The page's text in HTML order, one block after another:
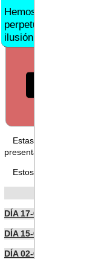
Hemos crecido en
perpetuamente
ilusión por trabajar.
Estas en nuestra
presentados o publicar
Estos son los últimos
DÍA 17-06-2026
DÍA 15-06-2026
DÍA 02-06-2026